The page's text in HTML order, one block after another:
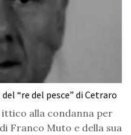
“re del pesce” di Cetraro
alla condanna per
Franco Muto e della sua